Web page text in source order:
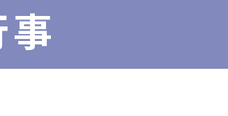
文化クラブ